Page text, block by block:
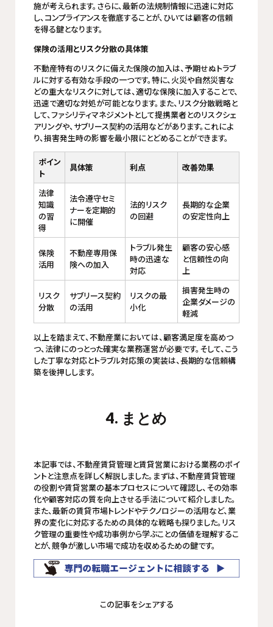
施が考えられます。さらに、最新の法規制情報に迅速に対応
し、コンプライアンスを徹底することが、ひいては顧客の信頼
を得る鍵となります。
保険の活用とリスク分散の具体策
不動産特有のリスクに備えた保険の加入は、予期せぬトラブ
ルに対する有効な手段の一つです。特に、火災や自然災害な
どの重大なリスクに対しては、適切な保険に加入することで、
迅速で適切な対処が可能となります。また、リスク分散戦略と
して、ファシリティマネジメントとして提携業者とのリスクシェ
アリングや、サブリース契約の活用などがあります。これによ
り、損害発生時の影響を最小限にとどめることができます。
ポイン
ト
具体策 利点 改善効果
法律
知識
の習
得
法令遵守セミ
ナーを定期的
に開催
法的リスク
の回避
長期的な企業
の安定性向上
保険
活用
不動産専用保
険への加入
トラブル発生
時の迅速な
対応
顧客の安心感
と信頼性の向
上
リスク
分散
サブリース契約
の活用
リスクの最
小化
損害発生時の
企業ダメージの
軽減
以上を踏まえて、不動産業においては、顧客満足度を高めつ
つ、法律にのっとった確実な業務運営が必要です。そして、こう
した丁寧な対応とトラブル対応策の実装は、長期的な信頼構
築を後押しします。
4. まとめ
本記事では、不動産賃貸管理と賃貸営業における業務のポイ
ントと注意点を詳しく解説しました。まずは、不動産賃貸管理
の役割や賃貸営業の基本プロセスについて確認し、その効率
化や顧客対応の質を向上させる手法について紹介しました。
また、最新の賃貸市場トレンドやテクノロジーの活用など、業
界の変化に対応するための具体的な戦略も探りました。リス
ク管理の重要性や成功事例から学ぶことの価値を理解するこ
とが、競争が激しい市場で成功を収めるための鍵です。